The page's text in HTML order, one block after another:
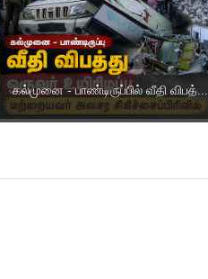
கல்முனை - பாண்டிருப்பில் வீதி விபத்...